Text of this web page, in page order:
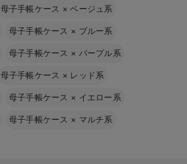
母子手帳ケース ×ベージュ系
母子手帳ケース × ブルー系
母子手帳ケース × パープル系
母子手帳ケース × レッド系
母子手帳ケース × イエロー系
母子手帳ケース × マルチ系